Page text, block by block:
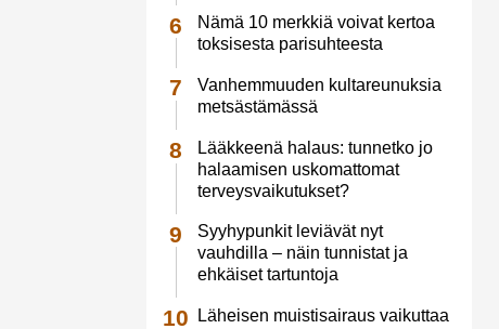
Nämä 10 merkkiä voivat kertoa
toksisesta parisuhteesta
Vanhemmuuden kultareunuksia
metsästämässä
Lääkkeenä halaus: tunnetko jo
halaamisen uskomattomat
terveysvaikutukset?
Syyhypunkit leviävät nyt
vauhdilla – näin tunnistat ja
ehkäiset tartuntoja
Läheisen muistisairaus vaikuttaa